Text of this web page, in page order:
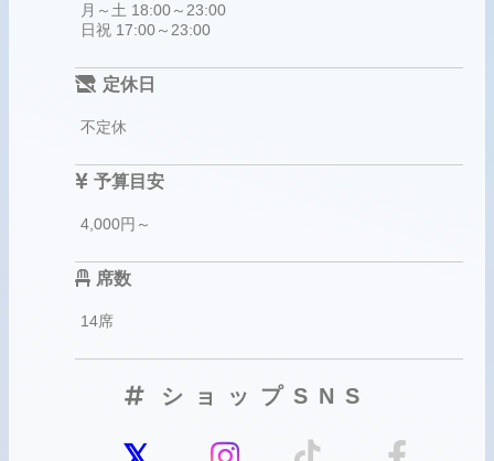
月～土 18:00～23:00
日祝 17:00～23:00
定休日
不定休
予算目安
4,000円～
席数
14席
ショップSNS